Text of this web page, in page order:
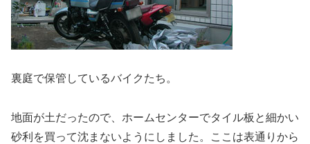
裏庭で保管しているバイクたち。
地面が土だったので、ホームセンターでタイル板と細かい
砂利を買って沈まないようにしました。ここは表通りから